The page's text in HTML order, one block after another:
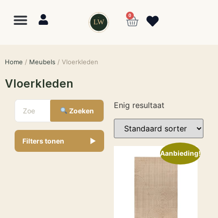
LW
0
Home / Meubels / Vloerkleden
Vloerkleden
Zoeken
Filters tonen ▼
Enig resultaat
Aanbieding!